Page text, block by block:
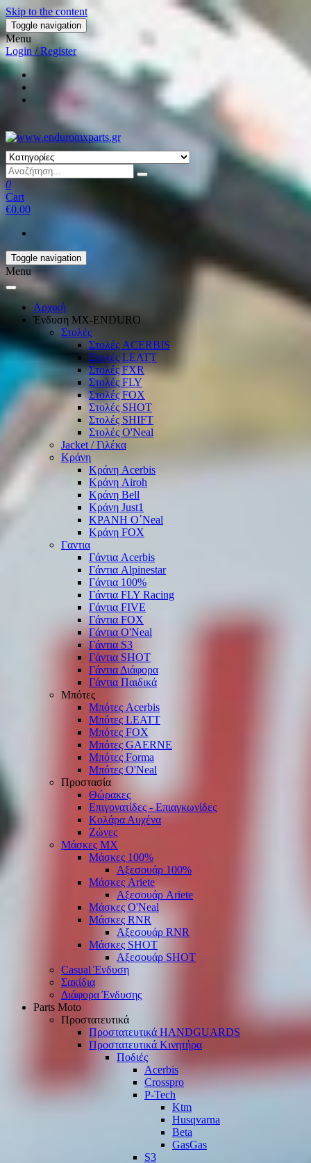
Skip to the content
Toggle navigation
Menu
Login / Register
0
Cart
€0.00
Toggle navigation
Menu
Αρχική
Ένδυση ΜΧ-ΕΝDURO
Στολές
Στολές ACERBIS
Στολές LEATT
Στολές FXR
Στολές FLY
Στολές FOX
Στολές SHOT
Στολές SHIFT
Στολές O'Neal
Jacket / Γιλέκα
Κράνη
Κράνη Acerbis
Κράνη Airoh
Κράνη Bell
Κράνη Just1
ΚΡΑΝΗ O΄Νeal
Κράνη FOX
Γαντια
Γάντια Acerbis
Γάντια Alpinestar
Γάντια 100%
Γάντια FLY Racing
Γάντια FIVE
Γάντια FOX
Γάντια O'Νeal
Γάντια S3
Γάντια SHOT
Γάντια Διάφορα
Γάντια Παιδικά
Μπότες
Μπότες Acerbis
Μπότες LEATT
Μπότες FOX
Μπότες GAERNE
Μπότες Forma
Μπότες O'Neal
Προστασία
Θώρακες
Επιγονατίδες - Επιαγκωνίδες
Κολάρα Αυχένα
Ζώνες
Μάσκες ΜΧ
Μάσκες 100%
Αξεσουάρ 100%
Μάσκες Ariete
Αξεσουάρ Ariete
Μάσκες O'Neal
Μάσκες RNR
Αξεσουάρ RNR
Μάσκες SHOT
Αξεσουάρ SHOT
Casual Ένδυση
Σακίδια
Διάφορα Ένδυσης
Parts Moto
Προστατευτικά
Προστατευτικά HANDGUARDS
Προστατευτικά Κινητήρα
Ποδιές
Acerbis
Crosspro
P-Tech
Ktm
Husqvarna
Beta
GasGas
S3